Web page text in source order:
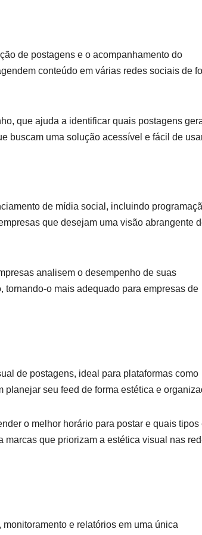
de postagens e o acompanhamento do
conteúdo em várias redes sociais de
que ajuda a identificar quais postagens
buscam uma solução acessível e fácil de
de mídia social, incluindo
que desejam uma visão abrangente
analisem o desempenho de suas
tornando-o mais adequado para empresas de
de postagens, ideal para plataformas como
planejar seu feed de forma estética e
o melhor horário para postar e quais tipos
que priorizam a estética visual nas
e relatórios em uma única